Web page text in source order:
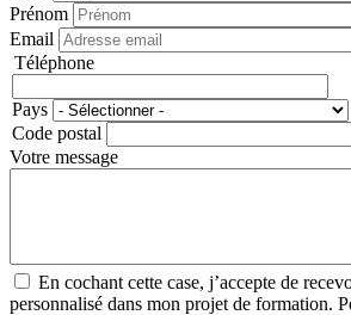
Prénom
Email
Téléphone
Adresse
Pays
Code postal
Votre message
En cochant cette case, j’accepte de
personnalisé dans mon projet de formation.